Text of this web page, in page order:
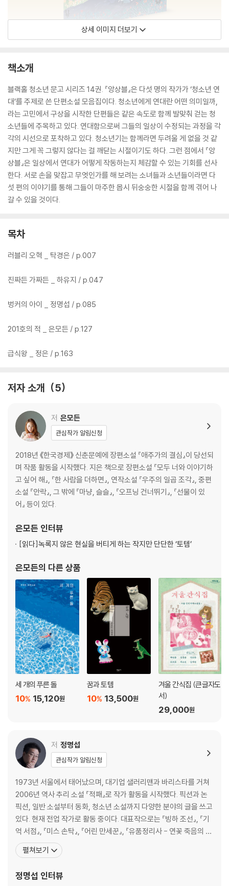
상세 이미지 더보기
책소개
블랙홀 청소년 문고 시리즈 14권. 『앙상블』은 다섯 명의 작가가 ‘청소년 연
대’를 주제로 쓴 단편소설 모음집이다. 청소년에게 연대란 어떤 의미일까,
라는 고민에서 구상을 시작한 단편들은 같은 속도로 함께 발맞춰 걷는 청
소년들에 주목하고 있다. 연대함으로써 그들의 일상이 수정되는 과정을 각
각의 시선으로 포착하고 있다. 청소년기는 함께라면 두려울 게 없을 것 같
지만 그게 꼭 그렇지 않다는 걸 깨닫는 시절이기도 하다. 그런 점에서 『앙
상블』은 일상에서 연대가 어떻게 작동하는지 체감할 수 있는 기회를 선사
한다. 서로 손을 맞잡고 무엇인가를 해 보려는 소녀들과 소년들이라면 다
섯 편의 이야기를 통해 그들이 마주한 몹시 뒤숭숭한 시절을 함께 겪어 나
갈 수 있을 것이다.
목차
러블리 오혁 _ 탁경은 / p.007
진짜든 가짜든 _ 하유지 / p.047
벙커의 아이 _ 정명섭 / p.085
201호의 적 _ 은모든 / p.127
급식왕 _ 정은 / p.163
저자 소개 5
저 은모든
관심작가 알림신청
2018년 《한국경제》 신춘문예에 장편소설 『애주가의 결심』이 당선되
며 작품 활동을 시작했다. 지은 책으로 장편소설 『모두 너와 이야기하
고 싶어 해』, 『한 사람을 더하면』, 연작소설 『우주의 일곱 조각』, 중편
소설 『안락』, 그 밖에 『마냥, 슬슬』, 『오프닝 건너뛰기』, 『선물이 있
어』 등이 있다.
은모든 인터뷰
[읽다]녹록지 않은 현실을 버티게 하는 작지만 단단한 ‘토템’
은모든의 다른 상품
세 개의 푸른 돌
15,120원
10%
꿈과 토템
13,500원
10%
겨울 간식집 (큰글자도
서)
29,000원
저 정명섭
관심작가 알림신청
1973년 서울에서 태어났으며, 대기업 샐러리맨과 바리스타를 거쳐
2006년 역사 추리 소설 『적패』로 작가 활동을 시작했다. 픽션과 논
픽션, 일반 소설부터 동화, 청소년 소설까지 다양한 분야의 글을 쓰고
있다. 현재 전업 작가로 활동 중이다. 대표작으로는 『빙하 조선』, 『기
억 서점』, 『미스 손탁』, 『어린 만세꾼』, 『유품정리사 - 연꽃 죽음의 비
밀』, 『온달장군 살인사건』, 『무덤 속의 죽음』 등이 있으며 다양한 앤
솔러지를 기획하고 참여했다. 그 밖에 웹 소설 『태왕 남생』을 집필했
로 한국추리문학대상을
펼쳐보기
정명섭 인터뷰